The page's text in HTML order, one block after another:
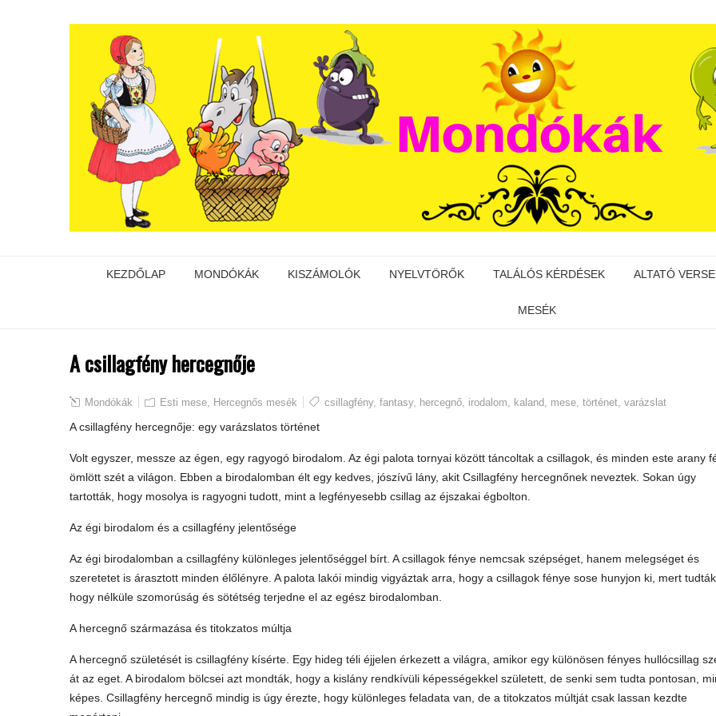
KEZDŐLAP MONDÓKÁK KISZÁMOLÓK NYELVTÖRŐK TALÁLÓS KÉRDÉSEK ALTATÓ
MESÉK
A csillagfény hercegnője
Mondókák Esti mese, Hercegnős mesék csillagfény, fantasy, hercegnő, irodalom, kaland, mese, történet, varázslat
A csillagfény hercegnője: egy varázslatos történet
Volt egyszer, messze az égen, egy ragyogó birodalom. Az égi palota tornyai között táncoltak a csillagok, és minden este arany
ömlött szét a világon. Ebben a birodalomban élt egy kedves, jószívű lány, akit Csillagfény hercegnőnek neveztek. Sokan úgy
tartották, hogy mosolya is ragyogni tudott, mint a legfényesebb csillag az éjszakai égbolton.
Az égi birodalom és a csillagfény jelentősége
Az égi birodalomban a csillagfény különleges jelentőséggel bírt. A csillagok fénye nemcsak szépséget, hanem melegséget és
szeretetet is árasztott minden élőlényre. A palota lakói mindig vigyáztak arra, hogy a csillagok fénye sose hunyjon ki, mert tudták,
hogy nélküle szomorúság és sötétség terjedne el az egész birodalomban.
A hercegnő származása és titokzatos múltja
A hercegnő születését is csillagfény kísérte. Egy hideg téli éjjelen érkezett a világra, amikor egy különösen fényes hullócsillag
át az eget. A birodalom bölcsei azt mondták, hogy a kislány rendkívüli képességekkel született, de senki sem tudta pontosan,
képes. Csillagfény hercegnő mindig is úgy érezte, hogy különleges feladata van, de a titokzatos múltját csak lassan kezdte